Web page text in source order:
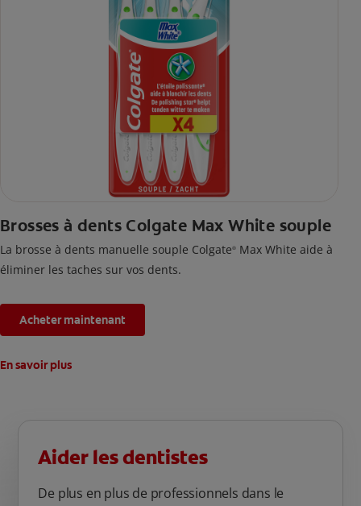
Brosses à dents Colgate Max White souple
La brosse à dents manuelle souple Colgate® Max White aide à
éliminer les taches sur vos dents.
Acheter maintenant
En savoir plus
Aider les dentistes
De plus en plus de professionnels dans le